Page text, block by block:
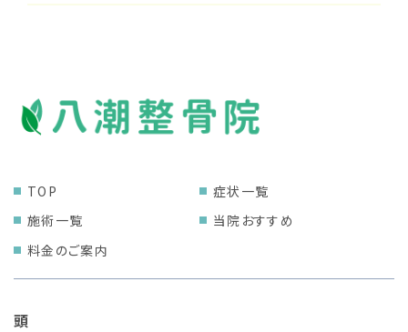
TOP
症状一覧
施術一覧
当院おすすめ
料金のご案内
頭